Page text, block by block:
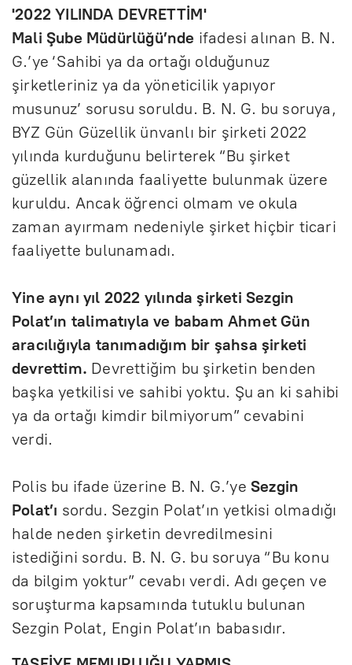
'2022 YILINDA DEVRETTİM'
Mali Şube Müdürlüğü’nde ifadesi alınan B. N.
G.’ye ‘Sahibi ya da ortağı olduğunuz
şirketleriniz ya da yöneticilik yapıyor
musunuz’ sorusu soruldu. B. N. G. bu soruya,
BYZ Gün Güzellik ünvanlı bir şirketi 2022
yılında kurduğunu belirterek “Bu şirket
güzellik alanında faaliyette bulunmak üzere
kuruldu. Ancak öğrenci olmam ve okula
zaman ayırmam nedeniyle şirket hiçbir ticari
faaliyette bulunamadı.
Yine aynı yıl 2022 yılında şirketi Sezgin
Polat’ın talimatıyla ve babam Ahmet Gün
aracılığıyla tanımadığım bir şahsa şirketi
devrettim. Devrettiğim bu şirketin benden
başka yetkilisi ve sahibi yoktu. Şu an ki sahibi
ya da ortağı kimdir bilmiyorum” cevabini
verdi.
Polis bu ifade üzerine B. N. G.’ye Sezgin
Polat’ı sordu. Sezgin Polat’ın yetkisi olmadığı
halde neden şirketin devredilmesini
istediğini sordu. B. N. G. bu soruya “Bu konu
da bilgim yoktur” cevabı verdi. Adı geçen ve
soruşturma kapsamında tutuklu bulunan
Sezgin Polat, Engin Polat’ın babasıdır.